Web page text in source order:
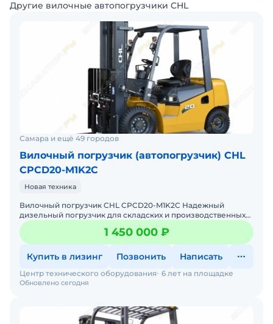
Другие вилочные автопогрузчики CHL
Самара и ещё 49 городов
Вилочный погрузчик (автопогрузчик) CHL
CPCD20-M1K2C
Новая техника
Вилочный погрузчик CHL CPCD20-M1K2C Надежный
дизельный погрузчик для складских и производственных
1 450 000 ₽
Купить в лизинг Позвонить Написать
Обновлено сегодня
Центр технического оборудования 6 лет на площадке